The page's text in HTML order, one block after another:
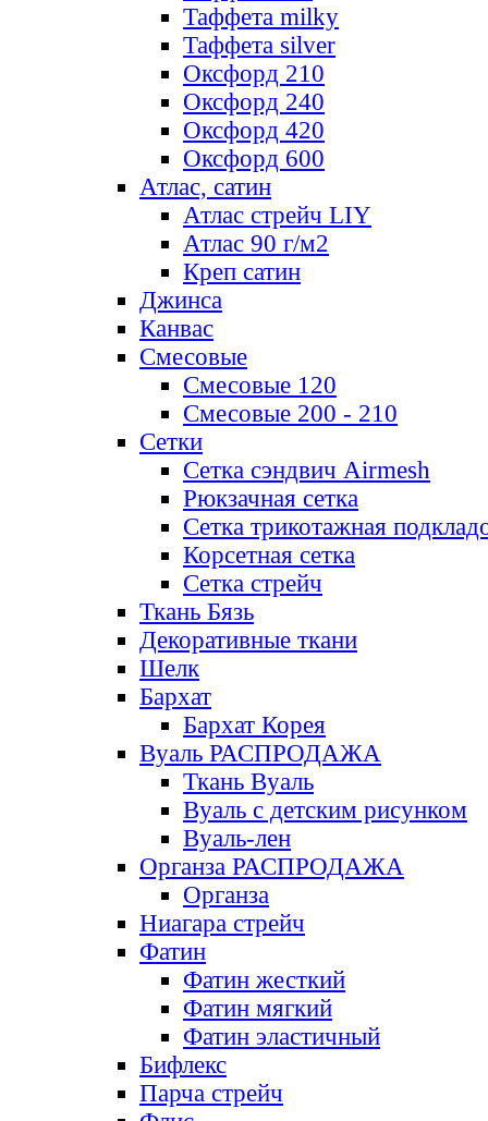
Таффета milky
Таффета silver
Оксфорд 210
Оксфорд 240
Оксфорд 420
Оксфорд 600
Атлас, сатин
Атлас стрейч LIY
Атлас 90 г/м2
Креп сатин
Джинса
Канвас
Смесовые
Смесовые 120
Смесовые 200 - 210
Сетки
Сетка сэндвич Airmesh
Рюкзачная сетка
Сетка трикотажная
Корсетная сетка
Сетка стрейч
Ткань Бязь
Декоративные ткани
Шелк
Бархат
Бархат Корея
Вуаль РАСПРОДАЖА
Ткань Вуаль
Вуаль с детским рисунком
Вуаль-лен
Органза РАСПРОДАЖА
Органза
Ниагара стрейч
Фатин
Фатин жесткий
Фатин мягкий
Фатин элаcтичный
Бифлекс
Парча стрейч